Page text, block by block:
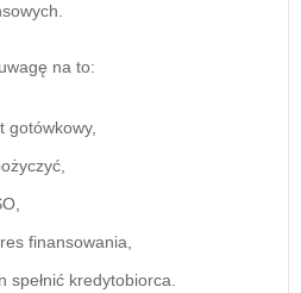
na to:
gotówkowy,
finansowania,
spełnić kredytobiorca.